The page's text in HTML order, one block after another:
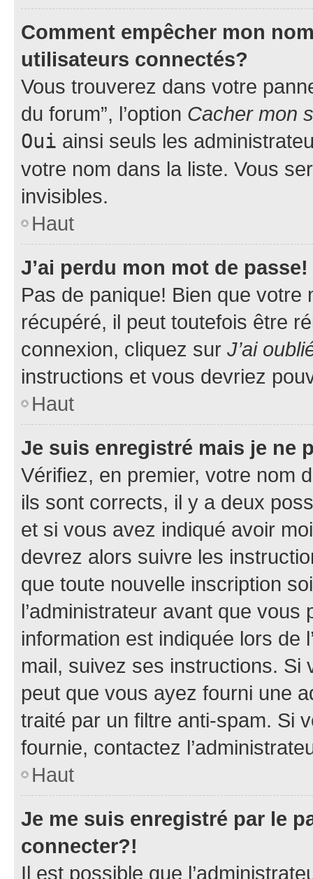
Comment empêcher mon
utilisateurs connectés?
Vous trouverez dans votre
du forum”, l’option Cacher mon
Oui ainsi seuls les
votre nom dans la liste. Vous
invisibles.
Haut
J’ai perdu mon mot de passe!
Pas de panique! Bien que
récupéré, il peut toutefois être
connexion, cliquez sur J’ai
instructions et vous devriez
Haut
Je suis enregistré mais je ne
Vérifiez, en premier, votre nom
ils sont corrects, il y a deux
et si vous avez indiqué avoir
devrez alors suivre les
que toute nouvelle inscription
l’administrateur avant que
information est indiquée lors de
mail, suivez ses instructions. Si
peut que vous ayez fourni une
traité par un filtre anti-spam. Si
fournie, contactez
Haut
Je me suis enregistré par le
connecter?!
Il est possible que